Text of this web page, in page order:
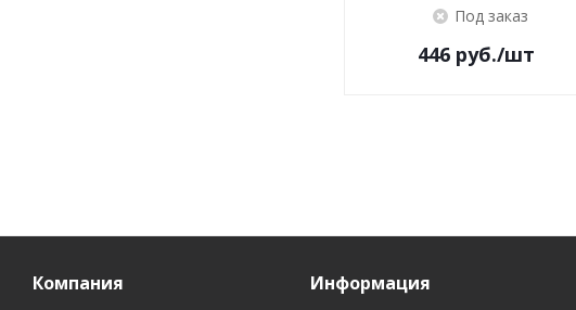
Под заказ
446 руб./шт
Компания Информация